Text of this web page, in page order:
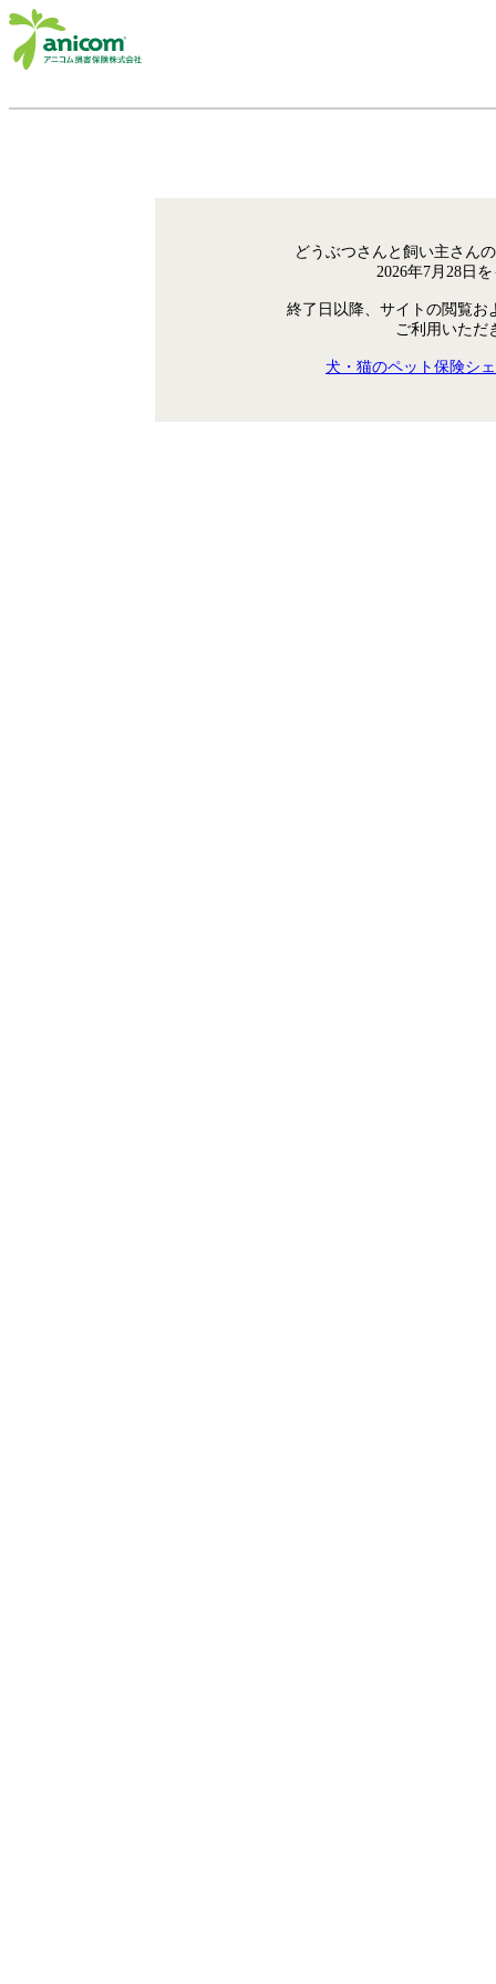
どうぶつさんと飼い主さん
2026年7月28日
終了日以降、サイトの閲覧お
ご利用いただ
犬・猫のペット保険シ